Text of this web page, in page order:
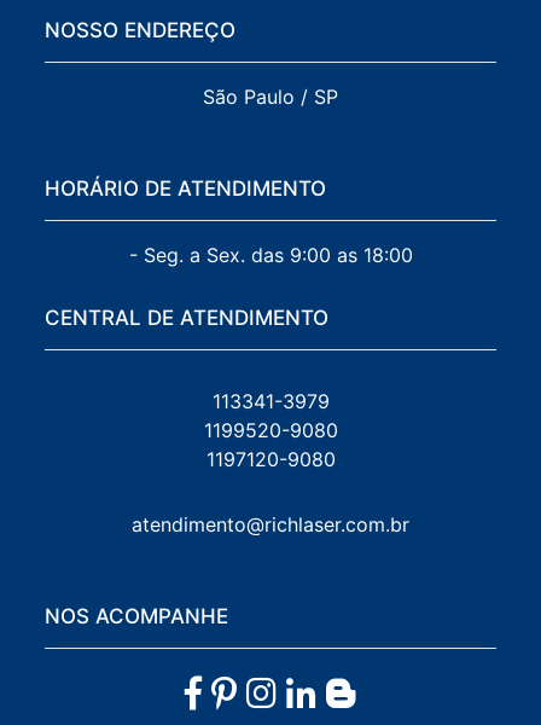
NOSSO ENDEREÇO
São Paulo / SP
HORÁRIO DE ATENDIMENTO
- Seg. a Sex. das 9:00 as 18:00
CENTRAL DE ATENDIMENTO
113341-3979
1199520-9080
1197120-9080
atendimento@richlaser.com.br
NOS ACOMPANHE